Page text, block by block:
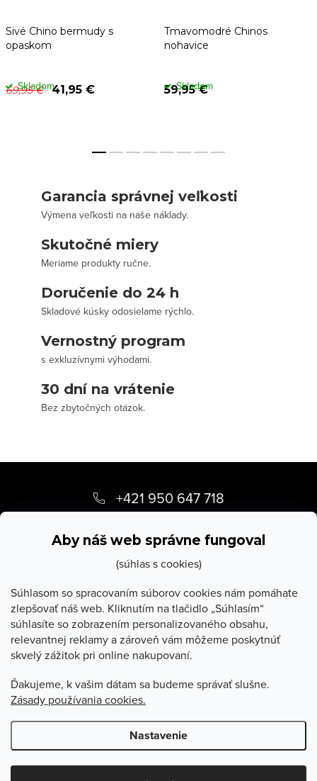
Aby náš web správne fungoval
(súhlas s cookies)
Súhlasom so spracovaním súborov cookies nám pomáhate
zlepšovať náš web. Kliknutím na tlačidlo „Súhlasím“
súhlasíte so zobrazením personalizovaného obsahu,
relevantnej reklamy a zároveň vám môžeme poskytnúť
skvelý zážitok pri online nakupovaní.
Ďakujeme, k vašim dátam sa budeme správať slušne.
Zásady používania cookies.
Nastavenie
Sivé Chino bermudy s
opaskom
69,95 € 41,95 €
Skladom
Tmavomodré Chinos
nohavice
59,95 €
Skladom
Garancia správnej veľkosti
Výmena veľkosti na naše náklady.
Skutočné miery
Meriame produkty ručne.
Doručenie do 24 h
Skladové kúsky odosielame rýchlo.
Vernostný program
s exkluzívnymi výhodami.
30 dní na vrátenie
Bez zbytočných otázok.
p
+421 950 647 718
O Stevula
Poradňa
Copyright 2026Stevula.sk. Všetky práva vyhradené.Upraviť
nastavenie cookies